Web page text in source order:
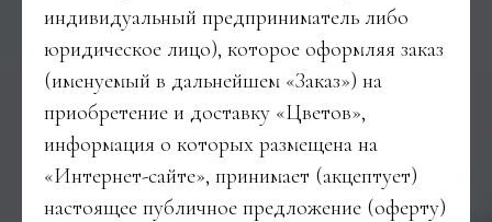
индивидуальный предприниматель либо
юридическое лицо), которое оформляя заказ
(именуемый в дальнейшем «Заказ») на
приобретение и доставку «Цветов»,
информация о которых размещена на
«Интернет-сайте», принимает (акцептует)
настоящее публичное предложение (оферту)